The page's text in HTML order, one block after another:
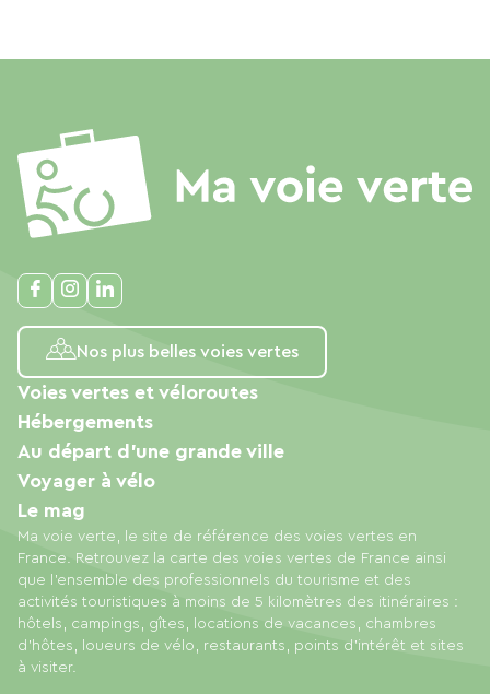
Nos plus belles voies vertes
Ma voie verte, le site de référence des voies vertes en
France. Retrouvez la carte des voies vertes de France ainsi
que l'ensemble des professionnels du tourisme et des
activités touristiques à moins de 5 kilomètres des itinéraires :
hôtels, campings, gîtes, locations de vacances, chambres
d'hôtes, loueurs de vélo, restaurants, points d'intérêt et sites
à visiter.
Voies vertes et véloroutes
Hébergements
Au départ d'une grande ville
Voyager à vélo
Le mag